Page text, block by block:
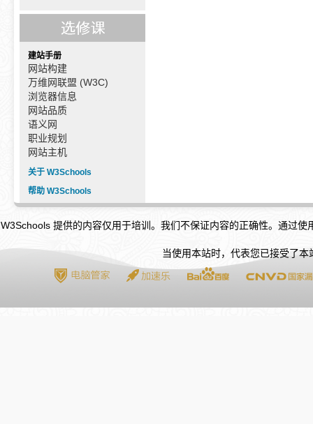
建站手册
网站构建
万维网联盟 (W3C)
浏览器信息
网站品质
语义网
职业规划
网站主机
关于 W3Schools
帮助 W3Schools
W3Schools 提供的内容仅用于培训。我们不保证内容的正确性。通过
当使用本站时，代表您已接受了本